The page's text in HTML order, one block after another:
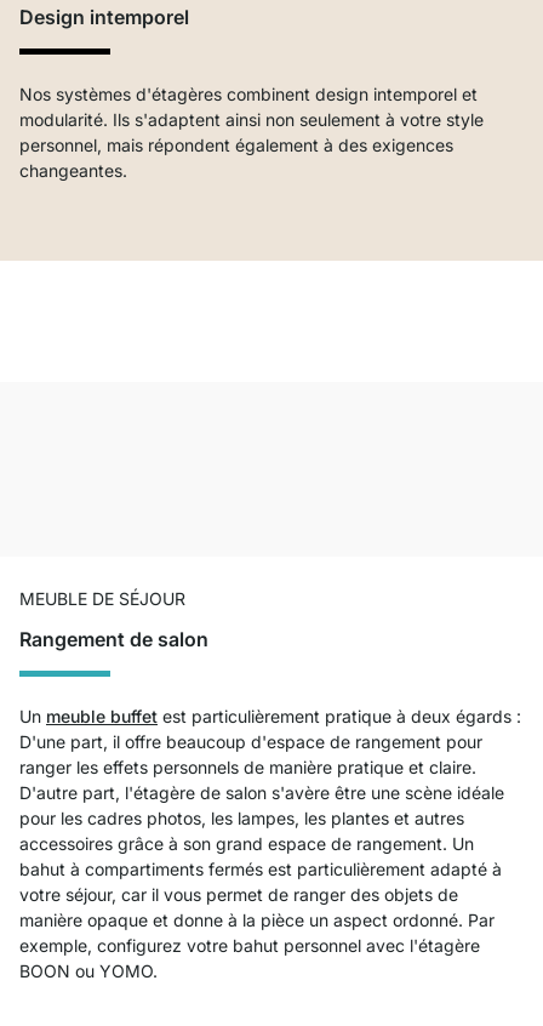
Design intemporel
Nos systèmes d'étagères combinent design intemporel et
modularité. Ils s'adaptent ainsi non seulement à votre style
personnel, mais répondent également à des exigences
changeantes.
MEUBLE DE SÉJOUR
Rangement de salon
Un meuble buffet est particulièrement pratique à deux égards :
D'une part, il offre beaucoup d'espace de rangement pour
ranger les effets personnels de manière pratique et claire.
D'autre part, l'étagère de salon s'avère être une scène idéale
pour les cadres photos, les lampes, les plantes et autres
accessoires grâce à son grand espace de rangement. Un
bahut à compartiments fermés est particulièrement adapté à
votre séjour, car il vous permet de ranger des objets de
manière opaque et donne à la pièce un aspect ordonné. Par
exemple, configurez votre bahut personnel avec l'étagère
BOON ou YOMO.